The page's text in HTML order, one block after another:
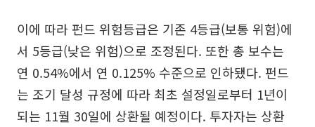
이에 따라 펀드 위험등급은 기존 4등급(보통 위험)에
서 5등급(낮은 위험)으로 조정된다. 또한 총 보수는
연 0.54%에서 연 0.125% 수준으로 인하됐다. 펀드
는 조기 달성 규정에 따라 최초 설정일로부터 1년이
되는 11월 30일에 상환될 예정이다. 투자자는 상환